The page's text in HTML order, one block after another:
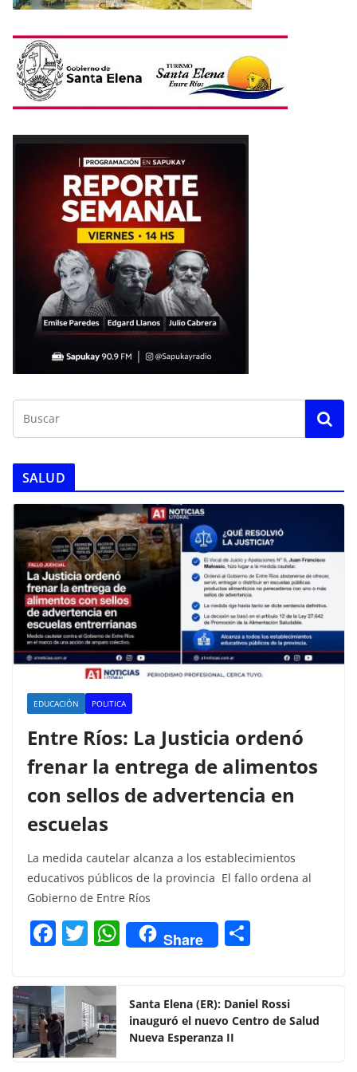
SALUD
EDUCACIÓN POLITICA
Entre Ríos: La Justicia ordenó
frenar la entrega de alimentos
con sellos de advertencia en
escuelas
La medida cautelar alcanza a los establecimientos
educativos públicos de la provincia El fallo ordena al
Gobierno de Entre Ríos
F
c
e
b
o
T
itt
er
W
h
s
A
Share
p
ar
Santa Elena (ER): Daniel Rossi
inauguró el nuevo Centro de Salud
Nueva Esperanza II